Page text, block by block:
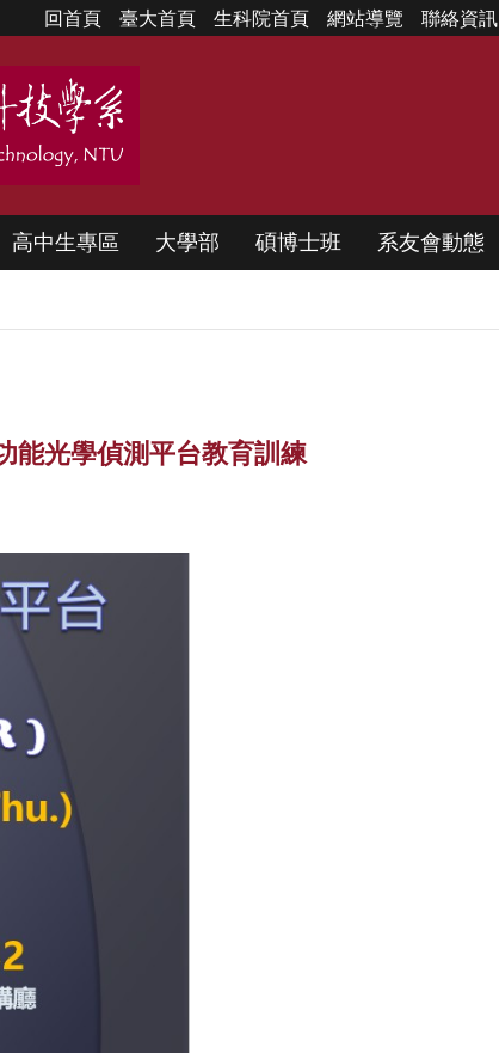
回首頁 臺大首頁 生科院首頁 網站導覽 聯絡資訊
高中生專區 大學部 碩博士班 系友會動態
能光學偵測平台教育訓練